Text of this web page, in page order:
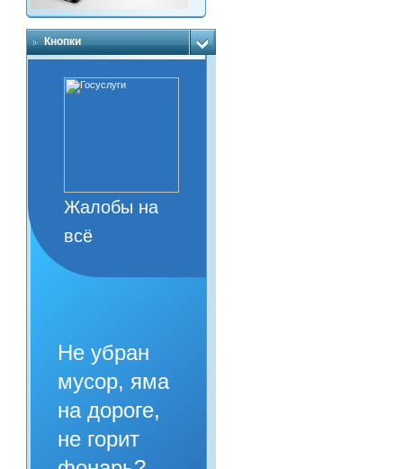
Кнопки
Жалобы на
всё
Не убран
мусор, яма
на дороге,
не горит